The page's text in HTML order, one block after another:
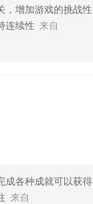
，增加游戏的挑战性
连续性 来自
各种成就可以获得
来自